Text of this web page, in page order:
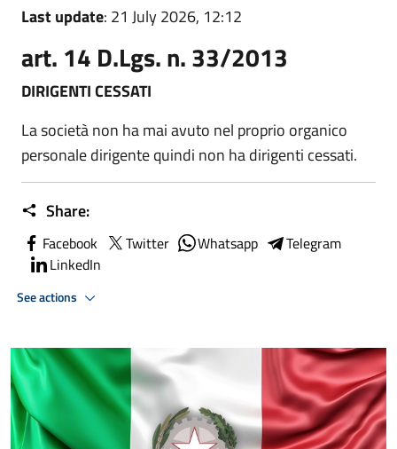
Last update: 21 July 2026, 12:12
art. 14 D.Lgs. n. 33/2013
DIRIGENTI CESSATI
La società non ha mai avuto nel proprio organico
personale dirigente quindi non ha dirigenti cessati.
Share:
Facebook Twitter Whatsapp
Telegram
LinkedIn
See actions